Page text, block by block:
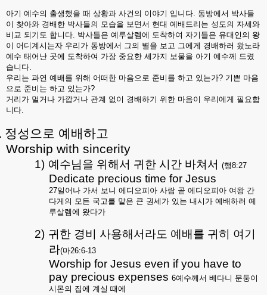
아기 예수의 출생했을 때 상황과 사건의 이야기 입니다. 동방에서 박사들
이 찾아와 경배한 박사들의 모습을 보면서 현대 예배드리는 성도의 자세와
비교 되기도 합니다. 박사들은 예루살렘에 도착하여 자기들은 유대인의 왕
이 어디계시는자 우리가 동방에서 그의 별을 보고 그에게 경배하러 왔노라
예수 태어난 곳에 도착하여 가장 중요한 세가지 보물을 아기 예수께 드렸
습니다.
우리는 과연 예배를 위해 어떠한 마음으로 준비를 하고 있는가? 기쁜 마음
으로 준비는 하고 있는가?
거리가 멀거나 가깝거나 관계 없이 경배하기 위한 마음이 우리에게 필요합
니다.
정성으로 예배하고
Worship with sincerity
1) 예수님을 위해서 귀한 시간 바쳐서 (행8:27
Dedicate precious time for Jesus
27일어나 가서 보니 에디오피아 사람 곧 에디오피아 여왕 간
다게의 모든 국고를 맡은 큰 권세가 있는 내시가 예배하러 예
루살렘에 왔다가
2) 귀한 경비 사용해서라도 예배를 귀히 여기
라(마26:6-13
Worship for Jesus even if you have to
pay precious expenses 6예수께서 베다니 문둥이
시몬의 집에 계실 때에